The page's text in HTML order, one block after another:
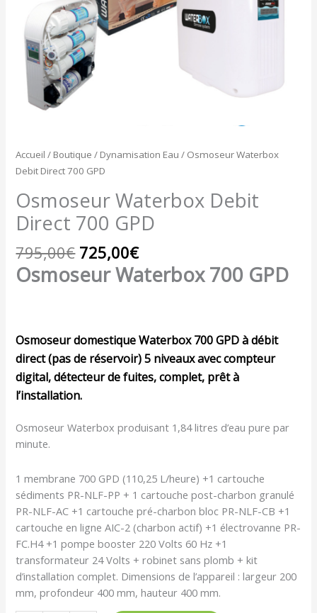
Accueil / Boutique / Dynamisation Eau / Osmoseur Waterbox
Debit Direct 700 GPD
Osmoseur Waterbox Debit
Direct 700 GPD
795,00€ 725,00€
Osmoseur Waterbox 700 GPD
Osmoseur domestique Waterbox 700 GPD à débit
direct (pas de réservoir) 5 niveaux avec compteur
digital, détecteur de fuites, complet, prêt à
l’installation.
Osmoseur Waterbox produisant 1,84 litres d’eau pure par
minute.
1 membrane 700 GPD (110,25 L/heure) +1 cartouche
sédiments PR-NLF-PP + 1 cartouche post-charbon granulé
PR-NLF-AC +1 cartouche pré-charbon bloc PR-NLF-CB +1
cartouche en ligne AIC-2 (charbon actif) +1 électrovanne PR-
FC.H4 +1 pompe booster 220 Volts 60 Hz +1
transformateur 24 Volts + robinet sans plomb + kit
d’installation complet. Dimensions de l’appareil : largeur 200
mm, profondeur 400 mm, hauteur 400 mm.
GPD